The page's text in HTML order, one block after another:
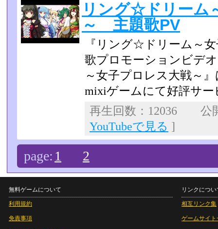
リング☆ドリーム
～ 主題歌PV
『リング☆ドリーム～
歌プロモーションビデ
～女子プロレス大戦～
mixiゲームにて好評サー
再生回数：12036 公
YouTubeで見る ]
page: 1 2
無料ゲームについて
利用規約
免責事項
リンクについ
相互リンク集
ゲームサイト